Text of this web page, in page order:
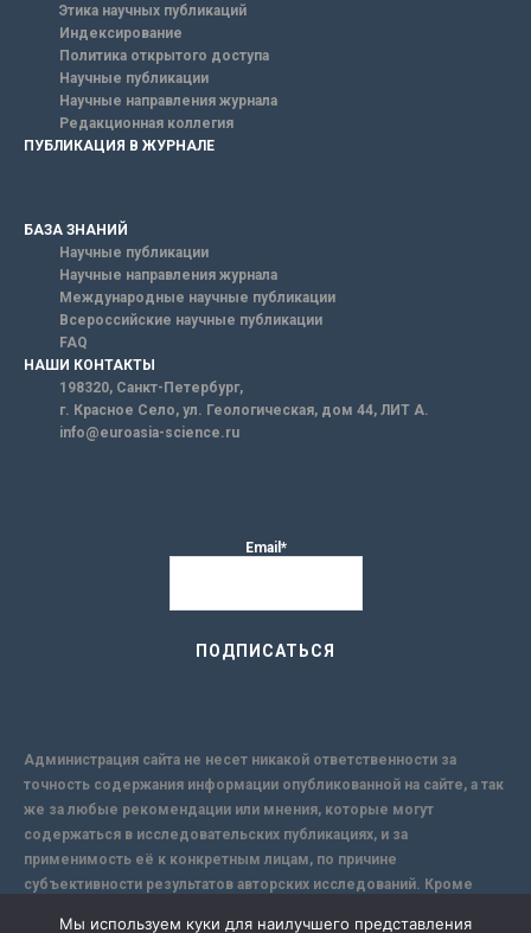
Этика научных публикаций
Индексирование
Политика открытого доступа
Научные публикации
Научные направления журнала
Редакционная коллегия
ПУБЛИКАЦИЯ В ЖУРНАЛЕ
БАЗА ЗНАНИЙ
Научные публикации
Научные направления журнала
Международные научные публикации
Всероссийские научные публикации
FAQ
НАШИ КОНТАКТЫ
198320, Санкт-Петербург,
г. Красное Село, ул. Геологическая, дом 44, ЛИТ А.
info@euroasia-science.ru
Email*
Администрация сайта не несет никакой ответственности за
точность содержания информации опубликованной на сайте, а так
же за любые рекомендации или мнения, которые могут
содержаться в исследовательских публикациях, и за
применимость её к конкретным лицам, по причине
субъективности результатов авторских исследований. Кроме
Мы используем куки для наилучшего представления